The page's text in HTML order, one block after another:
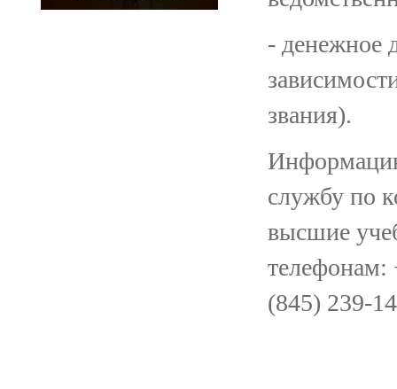
- денежное
звания).
службу по
высшие
телефонам:
(845) 239-